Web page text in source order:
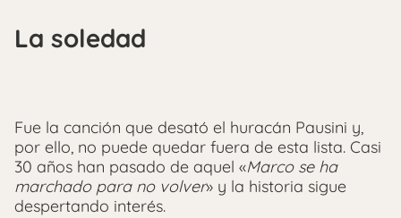
La soledad
Fue la canción que desató el huracán Pausini y,
por ello, no puede quedar fuera de esta lista. Casi
30 años han pasado de aquel «Marco se ha
marchado para no volver» y la historia sigue
despertando interés.